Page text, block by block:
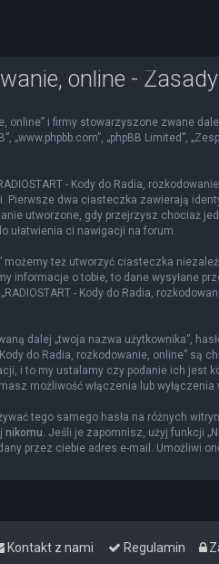
online -
i firmy stowarzyszone zwane dalej
„www.phpbb.com”, „phpBB Limited”,
- Kody do Radia,
dwa ciasteczka zawierają
utworzone, gdy przejrzysz chociaż
ułatwienia ci nawigacji na forum.
możemy też utworzyć ciasteczka
informacje o tobie, to dane wysyłane
- Kody do Radia,
dalej „twoja nazwa użytkownika”,
do Radia, rozkodowanie, online”
i to my ustalamy czy podanie ich
możliwość włączenia lub
tego samego hasła na różnych
nikomu. Jeśli je zapomnisz, użyj funkcji
przez ciebie adres e-mail. Umożliwi
Regulamin
Kontakt z nami